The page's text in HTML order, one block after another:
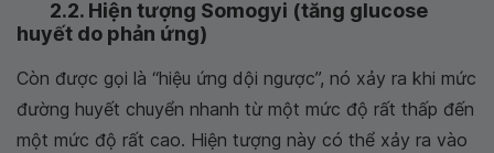
2.2. Hiện tượng Somogyi (tăng glucose
huyết do phản ứng)
Còn được gọi là “hiệu ứng dội ngược”, nó xảy ra khi mức
đường huyết chuyển nhanh từ một mức độ rất thấp đến
một mức độ rất cao. Hiện tượng này có thể xảy ra vào